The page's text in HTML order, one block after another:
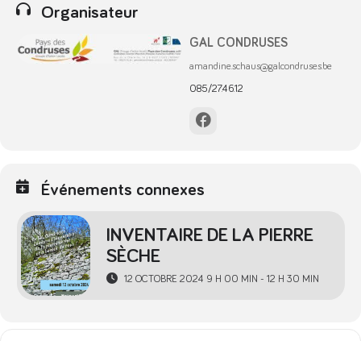
Organisateur
GAL CONDRUSES
amandine.schaus@galcondruses.be
085/27.46.12
Événements connexes
INVENTAIRE DE LA PIERRE
SÈCHE
12 OCTOBRE 2024 9 H 00 MIN - 12 H 30 MIN